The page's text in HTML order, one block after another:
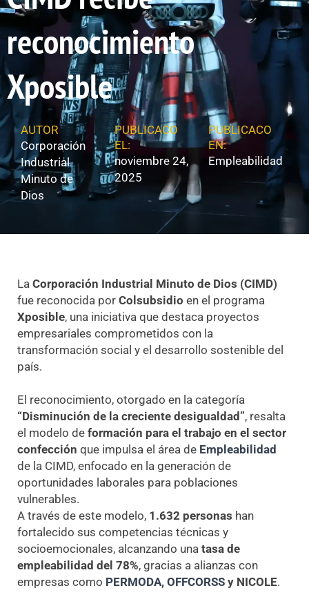
reconocimiento
Xposible
AUTOR
Corporación
Industrial
Minuto de
Dios
PUBLICACO
EL:
noviembre 24,
2025
PUBLICACO
EN:
Empleabilidad
La Corporación Industrial Minuto de Dios (CIMD)
fue reconocida por Colsubsidio en el programa
Xposible, una iniciativa que destaca proyectos
empresariales comprometidos con la
transformación social y el desarrollo sostenible del
país.
El reconocimiento, otorgado en la categoría
“Disminución de la creciente desigualdad”, resalta
el modelo de formación para el trabajo en el sector
confección que impulsa el área de Empleabilidad
de la CIMD, enfocado en la generación de
oportunidades laborales para poblaciones
vulnerables.
A través de este modelo, 1.632 personas han
fortalecido sus competencias técnicas y
socioemocionales, alcanzando una tasa de
empleabilidad del 78%, gracias a alianzas con
empresas como PERMODA, OFFCORSS y NICOLE.